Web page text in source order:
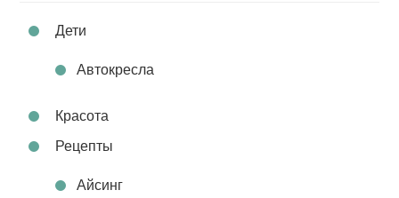
Дети
Автокресла
Красота
Рецепты
Айсинг